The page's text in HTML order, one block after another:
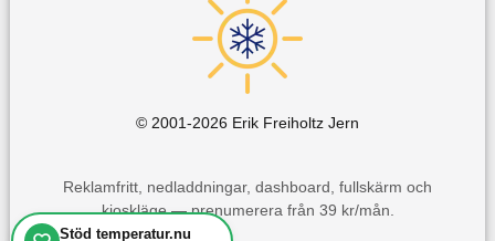
© 2001-2026 Erik Freiholtz Jern
Reklamfritt, nedladdningar, dashboard, fullskärm och
kioskläge — prenumerera från 39 kr/mån.
Stöd temperatur.nu